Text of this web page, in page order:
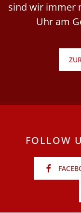
sind wir immer
Uhr am
FOLLOW